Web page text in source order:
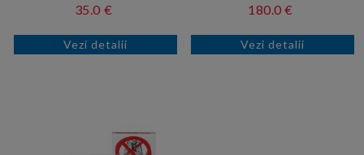
35.0 €
Vezi detalii
180.0 €
Vezi detalii